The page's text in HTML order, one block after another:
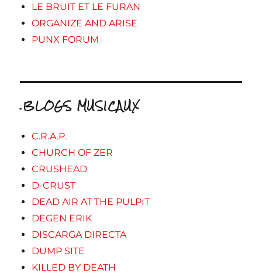
LE BRUIT ET LE FURAN
ORGANIZE AND ARISE
PUNX FORUM
.BLOGS MUSICAUX
C.R.A.P.
CHURCH OF ZER
CRUSHEAD
D-CRUST
DEAD AIR AT THE PULPIT
DEGEN ERIK
DISCARGA DIRECTA
DUMP SITE
KILLED BY DEATH